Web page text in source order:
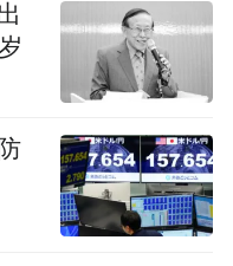
骨。《禅林僧宝
对此也有记载。
着德行之深和数
边无际。当“海会”